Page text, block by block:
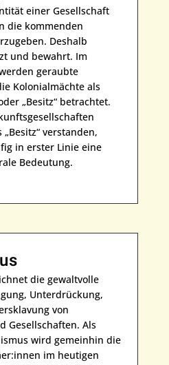
einer Gesellschaft
die kommenden
Deshalb
und bewahrt. Im
geraubte
Kolonialmächte als
„Besitz“ betrachtet.
verstanden,
in erster Linie eine
Bedeutung.
die gewaltvolle
Unterdrückung,
von
Gesellschaften. Als
wird gemeinhin die
im heutigen